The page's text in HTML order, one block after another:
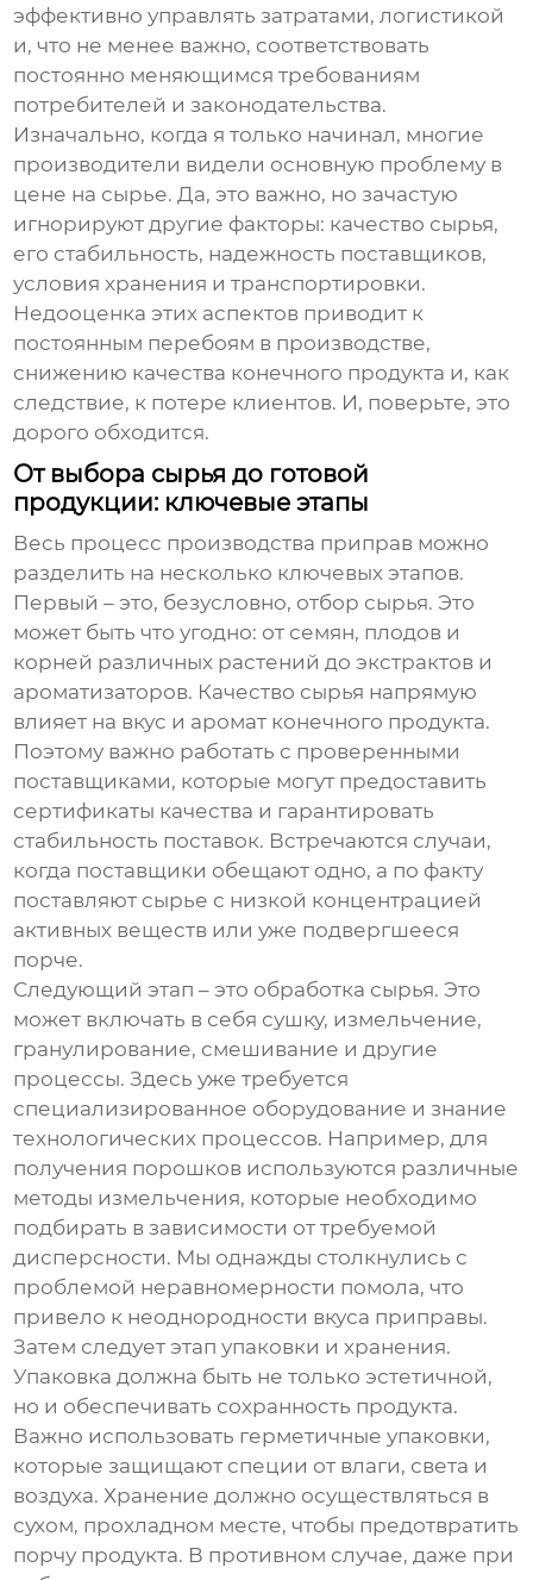
эффективно управлять затратами, логистикой
и, что не менее важно, соответствовать
постоянно меняющимся требованиям
потребителей и законодательства.
Изначально, когда я только начинал, многие
производители видели основную проблему в
цене на сырье. Да, это важно, но зачастую
игнорируют другие факторы: качество сырья,
его стабильность, надежность поставщиков,
условия хранения и транспортировки.
Недооценка этих аспектов приводит к
постоянным перебоям в производстве,
снижению качества конечного продукта и, как
следствие, к потере клиентов. И, поверьте, это
дорого обходится.
От выбора сырья до готовой
продукции: ключевые этапы
Весь процесс производства приправ можно
разделить на несколько ключевых этапов.
Первый – это, безусловно, отбор сырья. Это
может быть что угодно: от семян, плодов и
корней различных растений до экстрактов и
ароматизаторов. Качество сырья напрямую
влияет на вкус и аромат конечного продукта.
Поэтому важно работать с проверенными
поставщиками, которые могут предоставить
сертификаты качества и гарантировать
стабильность поставок. Встречаются случаи,
когда поставщики обещают одно, а по факту
поставляют сырье с низкой концентрацией
активных веществ или уже подвергшееся
порче.
Следующий этап – это обработка сырья. Это
может включать в себя сушку, измельчение,
гранулирование, смешивание и другие
процессы. Здесь уже требуется
специализированное оборудование и знание
технологических процессов. Например, для
получения порошков используются различные
методы измельчения, которые необходимо
подбирать в зависимости от требуемой
дисперсности. Мы однажды столкнулись с
проблемой неравномерности помола, что
привело к неоднородности вкуса приправы.
Затем следует этап упаковки и хранения.
Упаковка должна быть не только эстетичной,
но и обеспечивать сохранность продукта.
Важно использовать герметичные упаковки,
которые защищают специи от влаги, света и
воздуха. Хранение должно осуществляться в
сухом, прохладном месте, чтобы предотвратить
порчу продукта. В противном случае, даже при